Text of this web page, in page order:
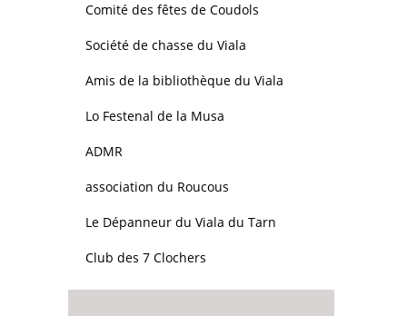
Comité des fêtes de Coudols
Société de chasse du Viala
Amis de la bibliothèque du Viala
Lo Festenal de la Musa
ADMR
association du Roucous
Le Dépanneur du Viala du Tarn
Club des 7 Clochers